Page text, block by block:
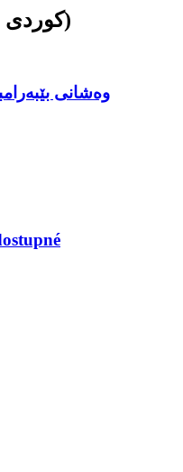
(كوردی سۆرانی)
وەشانی